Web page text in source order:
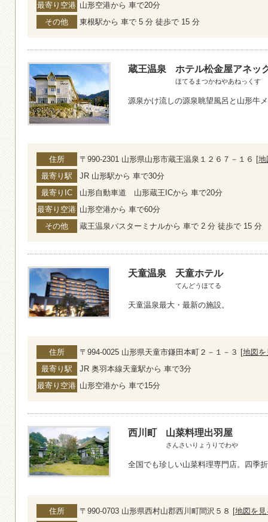
最寄り空港 山形空港から 車で20分
その他
東根駅から 車で 5 分 徒歩で 15 分
蔵王温泉 ホテル松金屋アネッ
ほてるまつかねやあねっくす
源泉かけ流しの源泉眺望風呂と山形牛
住所 〒990-2301 山形県山形市蔵王温泉１２６７－１６ [地
最寄り駅
JR 山形駅から 車で30分
最寄りIC
山形自動車道 山形蔵王ICから 車で20分
最寄り空港 山形空港から 車で60分
その他
蔵王温泉バスターミナルから 車で 2 分 徒歩で 15 分
天童温泉 天童ホテル
てんどうほてる
天童温泉最大・最新の施設。
住所 〒994-0025 山形県天童市鎌田本町２－１－３ [地図を
最寄り駅
JR 奥羽本線天童駅から 車で3分
最寄り空港 山形空港から 車で15分
西川町 山菜料理出羽屋
さんさいりょうりでわや
全国でも珍しい山菜料理専門店。四季
住所 〒990-0703 山形県西村山郡西川町間沢５８ [地図を見